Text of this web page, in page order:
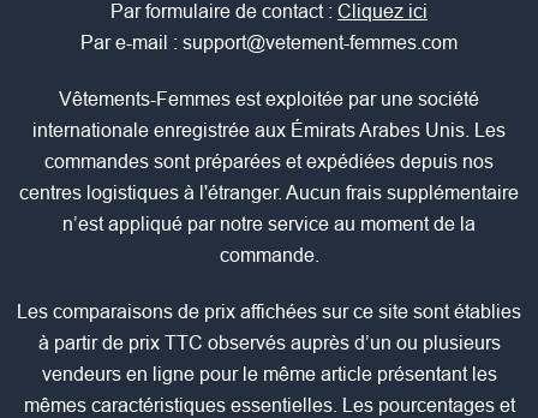
Par formulaire de contact : Cliquez ici
Par e-mail : support@vetement-femmes.com
Vêtements-Femmes est exploitée par une société
internationale enregistrée aux Émirats Arabes Unis. Les
commandes sont préparées et expédiées depuis nos
centres logistiques à l'étranger. Aucun frais supplémentaire
n’est appliqué par notre service au moment de la
commande.
Les comparaisons de prix affichées sur ce site sont établies
à partir de prix TTC observés auprès d’un ou plusieurs
vendeurs en ligne pour le même article présentant les
mêmes caractéristiques essentielles. Les pourcentages et